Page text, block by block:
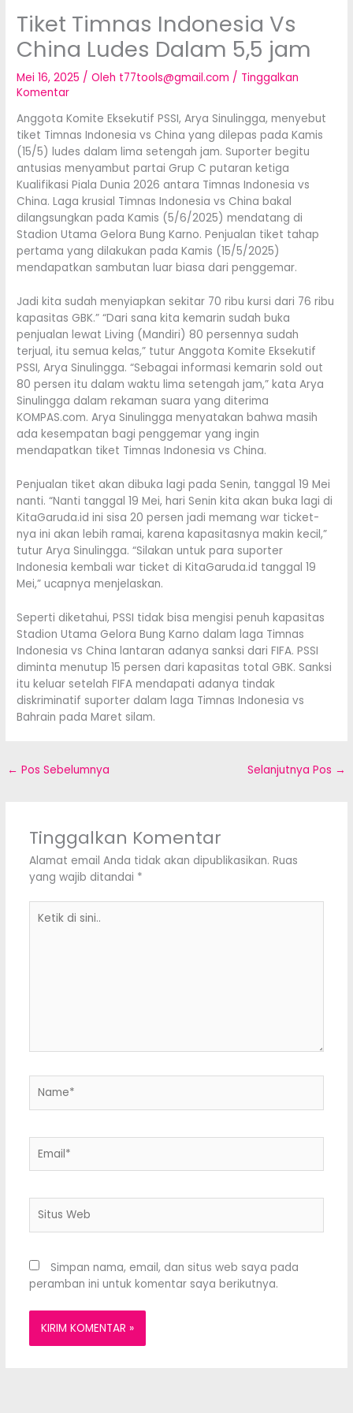
Tiket Timnas Indonesia Vs
China Ludes Dalam 5,5 jam
Mei 16, 2025 / Oleh t77tools@gmail.com / Tinggalkan
Komentar
Anggota Komite Eksekutif PSSI, Arya Sinulingga, menyebut
tiket Timnas Indonesia vs China yang dilepas pada Kamis
(15/5) ludes dalam lima setengah jam. Suporter begitu
antusias menyambut partai Grup C putaran ketiga
Kualifikasi Piala Dunia 2026 antara Timnas Indonesia vs
China. Laga krusial Timnas Indonesia vs China bakal
dilangsungkan pada Kamis (5/6/2025) mendatang di
Stadion Utama Gelora Bung Karno. Penjualan tiket tahap
pertama yang dilakukan pada Kamis (15/5/2025)
mendapatkan sambutan luar biasa dari penggemar.
Jadi kita sudah menyiapkan sekitar 70 ribu kursi dari 76 ribu
kapasitas GBK.” “Dari sana kita kemarin sudah buka
penjualan lewat Living (Mandiri) 80 persennya sudah
terjual, itu semua kelas,” tutur Anggota Komite Eksekutif
PSSI, Arya Sinulingga. “Sebagai informasi kemarin sold out
80 persen itu dalam waktu lima setengah jam,” kata Arya
Sinulingga dalam rekaman suara yang diterima
KOMPAS.com. Arya Sinulingga menyatakan bahwa masih
ada kesempatan bagi penggemar yang ingin
mendapatkan tiket Timnas Indonesia vs China.
Penjualan tiket akan dibuka lagi pada Senin, tanggal 19 Mei
nanti. “Nanti tanggal 19 Mei, hari Senin kita akan buka lagi di
KitaGaruda.id ini sisa 20 persen jadi memang war ticket-
nya ini akan lebih ramai, karena kapasitasnya makin kecil,”
tutur Arya Sinulingga. “Silakan untuk para suporter
Indonesia kembali war ticket di KitaGaruda.id tanggal 19
Mei,” ucapnya menjelaskan.
Seperti diketahui, PSSI tidak bisa mengisi penuh kapasitas
Stadion Utama Gelora Bung Karno dalam laga Timnas
Indonesia vs China lantaran adanya sanksi dari FIFA. PSSI
diminta menutup 15 persen dari kapasitas total GBK. Sanksi
itu keluar setelah FIFA mendapati adanya tindak
diskriminatif suporter dalam laga Timnas Indonesia vs
Bahrain pada Maret silam.
← Pos Sebelumnya Selanjutnya Pos →
Tinggalkan Komentar
Alamat email Anda tidak akan dipublikasikan. Ruas
yang wajib ditandai *
Web
Simpan nama, email, dan situs web saya pada
peramban ini untuk komentar saya berikutnya.